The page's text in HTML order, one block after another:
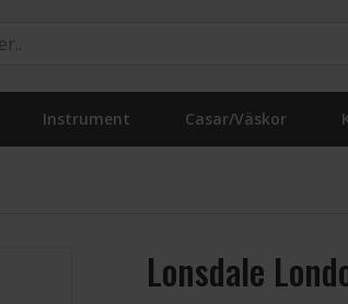
Instrument Casar/Väskor
Lonsdale